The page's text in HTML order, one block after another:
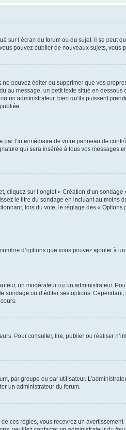
sur l’écran du forum ou du sujet. Il se peut
pouvez publier de nouveaux sujets, vous
pouvez éditer ou supprimer que vos
message, un petit texte situé en
un administrateur, bien qu’ils puissent
l’intermédiaire de votre panneau de
qui sera insérée à tous vos
cliquez sur l’onglet « Création d’un
le titre du sondage en incluant au
lors du vote, le réglage des «
d’options que vous pouvez ajouter à
un modérateur ou un administrateur.
sondage ou d’éditer ses options.
Pour consulter, lire, publier ou réaliser
par groupe ou par utilisateur.
un administrateur du forum.
ces règles, vous recevrez un